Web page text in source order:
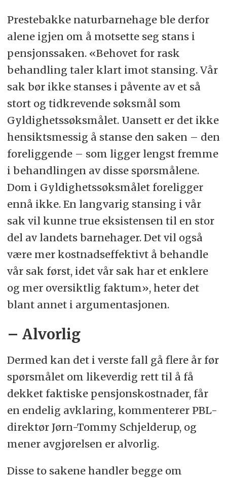
Prestebakke naturbarnehage ble derfor
alene igjen om å motsette seg stans i
pensjonssaken. «Behovet for rask
behandling taler klart imot stansing. Vår
sak bør ikke stanses i påvente av et så
stort og tidkrevende søksmål som
Gyldighetssøksmålet. Uansett er det ikke
hensiktsmessig å stanse den saken – den
foreliggende – som ligger lengst fremme
i behandlingen av disse spørsmålene.
Dom i Gyldighetssøksmålet foreligger
ennå ikke. En langvarig stansing i vår
sak vil kunne true eksistensen til en stor
del av landets barnehager. Det vil også
være mer kostnadseffektivt å behandle
vår sak først, idet vår sak har et enklere
og mer oversiktlig faktum», heter det
blant annet i argumentasjonen.
– Alvorlig
Dermed kan det i verste fall gå flere år før
spørsmålet om likeverdig rett til å få
dekket faktiske pensjonskostnader, får
en endelig avklaring, kommenterer PBL-
direktør Jørn-Tommy Schjelderup, og
mener avgjørelsen er alvorlig.
Disse to sakene handler begge om